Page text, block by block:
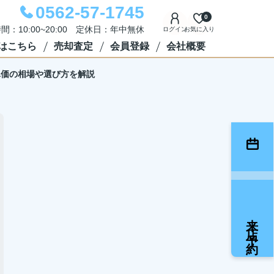
0562-57-1745
間：10:00~20:00 定休日：年中無休 ログインお気に入り
0
こちら 売却査定 会員登録 会社概要
の相場や選び方を解説
来店予約